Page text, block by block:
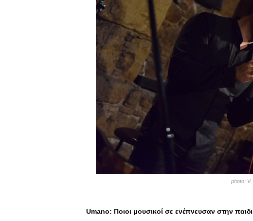
photo:
Umano: Ποιοι μουσικοί σε ενέπνευσαν στην